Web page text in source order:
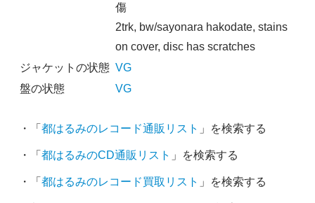
傷
2trk, bw/sayonara hakodate, stains
on cover, disc has scratches
ジャケットの状態 VG
盤の状態
VG
・「 都はるみのレコード通販リスト 」を検索する
・「 都はるみのCD通販リスト 」を検索する
・「 都はるみのレコード買取リスト 」を検索する